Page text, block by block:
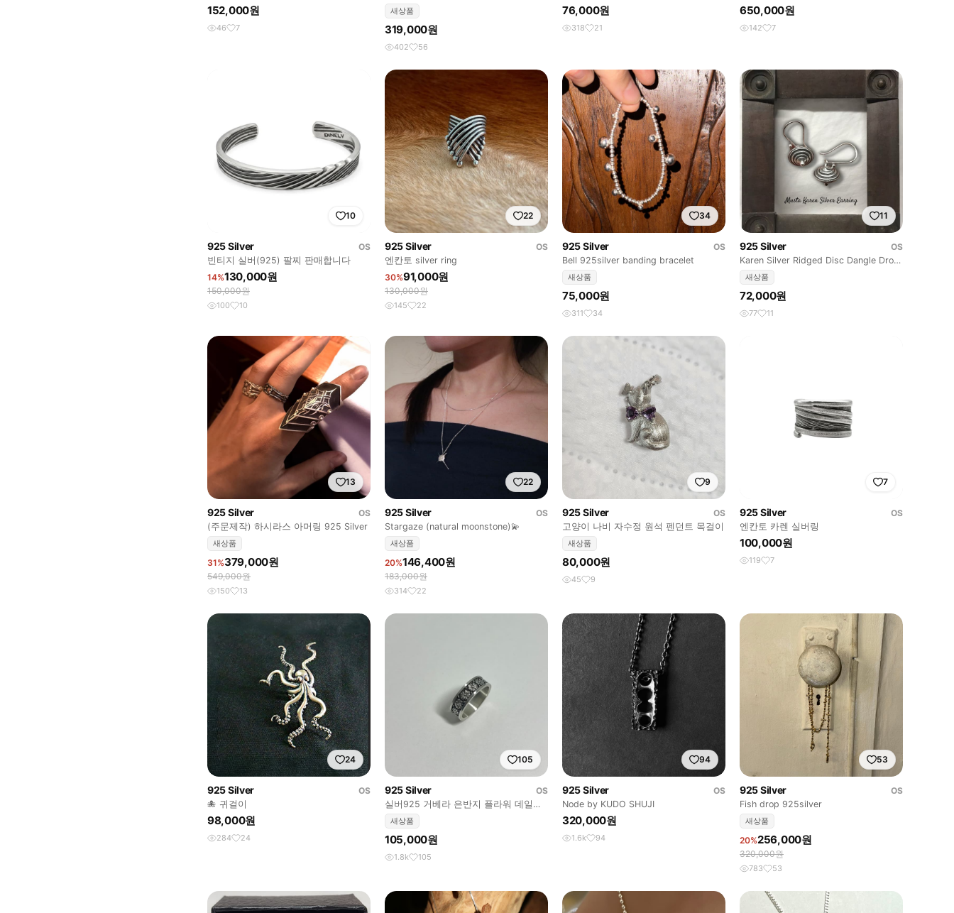
152,000원
46 7
Ne
새상품
319,000원
402 56
팔찌 실버 925
76,000원
318 21
650,000원
142 7
10
925 Silver
OS
빈티지 실버(925) 팔찌 판매합니다
14%130,000원
150,000원
100 10
22
925 Silver
OS
엔칸토 silver ring
30%91,000원
130,000원
145 22
34
925 Silver
OS
Bell 925silver banding bracelet
새상품
75,000원
311 34
11
925 Silver
OS
Karen Silver Ridged Disc Dangle Drop
Ear
새상품
72,000원
77 11
13
925 Silver
OS
(주문제작) 하시라스 아머링 925 Silver
새상품
31%379,000원
549,000원
150 13
22
925 Silver
OS
Stargaze (natural moonstone)💫
새상품
20%146,400원
183,000원
314 22
9
925 Silver
OS
고양이 나비 자수정 원석 펜던트 목걸이
새상품
80,000원
45 9
7
925 Silver
OS
엔칸토 카렌 실버링
100,000원
119 7
24
925 Silver
OS
🐙 귀걸이
98,000원
284 24
105
925 Silver
OS
실버925 거베라 은반지 플라워 데일리
심플 포인트 여자 반지
새상품
105,000원
1.8k 105
94
925 Silver
OS
Node by KUDO SHUJI
320,000원
1.6k 94
53
925 Silver
OS
Fish drop 925silver
새상품
20%256,000원
320,000원
783 53